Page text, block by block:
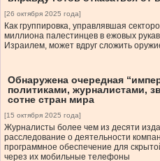
[26 октября 2025 года]
Как группировка, управлявшая
миллиона палестинцев в ежовых
Израилем, может вдруг сложить
Обнаружена очередная
политиками, журналистами,
сотне стран мира
[15 октября 2025 года]
Журналисты более чем из десяти
расследование о деятельности
программное обеспечение для
через их мобильные телефоны